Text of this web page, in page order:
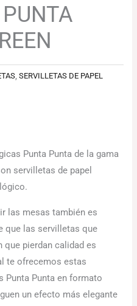
,SERVILLETAS DE PAPEL
Punta Punta de la gama
servilletas de papel
las mesas también es
que las servilletas que
pierdan calidad es
te ofrecemos estas
Punta Punta en formato
un efecto más elegante